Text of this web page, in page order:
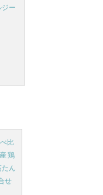
ー
比
鶏
たん
せ